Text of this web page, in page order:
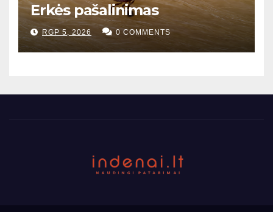
Erkės pašalinimas
RGP 5, 2026 0 COMMENTS